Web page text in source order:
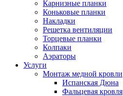
Карнизные планки
Коньковые планки
Накладки
Решетка вентиляции
Торцевые планки
Колпаки
Аэраторы
Услуги
Монтаж медной кровли
Испанская Дюна
Фальцевая кровля